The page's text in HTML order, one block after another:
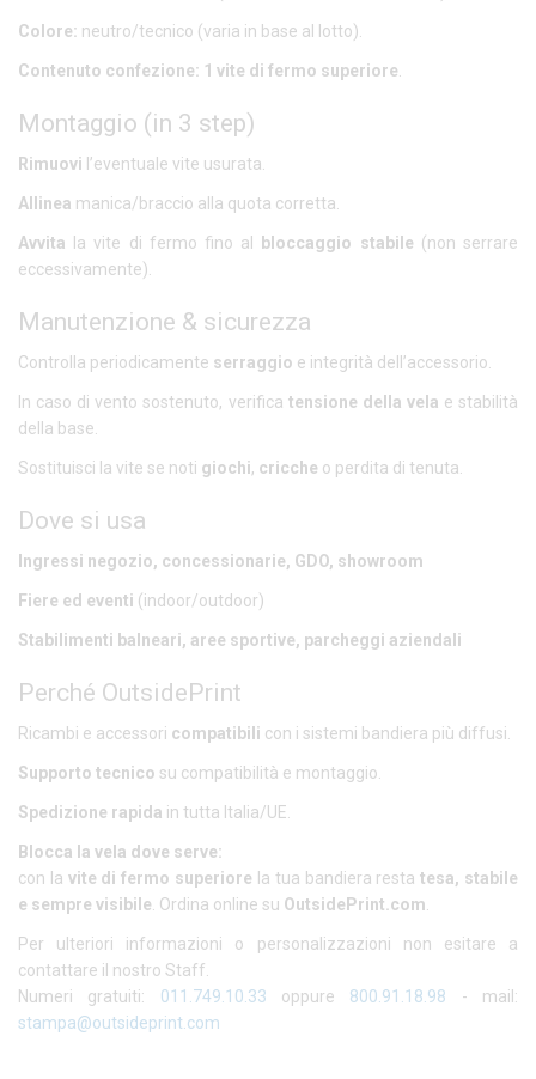
Colore: neutro/tecnico (varia in base al lotto).
Contenuto confezione: 1 vite di fermo superiore.
Montaggio (in 3 step)
Rimuovi l’eventuale vite usurata.
Allinea manica/braccio alla quota corretta.
Avvita la vite di fermo fino al bloccaggio stabile (non serrare
eccessivamente).
Manutenzione & sicurezza
Controlla periodicamente serraggio e integrità dell’accessorio.
In caso di vento sostenuto, verifica tensione della vela e stabilità
della base.
Sostituisci la vite se noti giochi, cricche o perdita di tenuta.
Dove si usa
Ingressi negozio, concessionarie, GDO, showroom
Fiere ed eventi (indoor/outdoor)
Stabilimenti balneari, aree sportive, parcheggi aziendali
Perché OutsidePrint
Ricambi e accessori compatibili con i sistemi bandiera più diffusi.
Supporto tecnico su compatibilità e montaggio.
Spedizione rapida in tutta Italia/UE.
Blocca la vela dove serve:
con la vite di fermo superiore la tua bandiera restatesa, stabile
e sempre visibile. Ordina online su OutsidePrint.com.
Per ulteriori informazioni o personalizzazioni non esitare a
contattare il nostro Staff.
Numeri gratuiti: 011.749.10.33 oppure 800.91.18.98 - mail:
stampa@outsideprint.com